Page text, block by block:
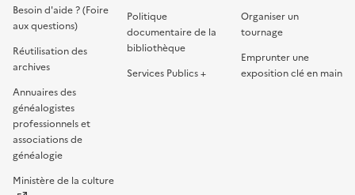
Besoin d'aide ? (Foire
aux questions)
Réutilisation des
archives
Annuaires des
généalogistes
professionnels et
associations de
généalogie
Ministère de la culture
Politique
documentaire de la
bibliothèque
Services Publics +
Organiser un
tournage
Emprunter une
exposition clé en main